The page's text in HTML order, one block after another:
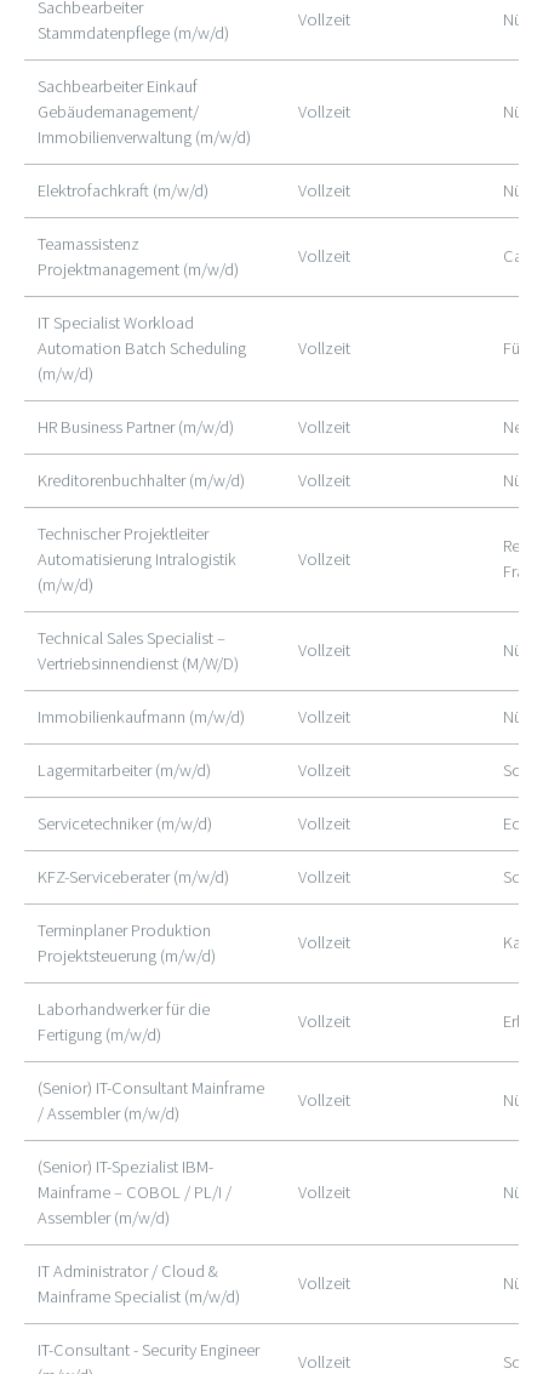
Sachbearbeiter
Stammdatenpflege (m/w/d)
Vollzeit
Sachbearbeiter Einkauf
Gebäudemanagement/
Immobilienverwaltung (m/w/d)
Vollzeit
Elektrofachkraft (m/w/d) Vollzeit
Teamassistenz
Projektmanagement (m/w/d)
Vollzeit
IT Specialist Workload
Automation Batch Scheduling
(m/w/d)
Vollzeit Fürth
HR Business Partner (m/w/d) Vollzeit
Kreditorenbuchhalter (m/w/d) Vollzeit
Technischer Projektleiter
Automatisierung Intralogistik
(m/w/d)
Vollzeit
Technical Sales Specialist –
Vertriebsinnendienst (M/W/D)
Vollzeit
Immobilienkaufmann (m/w/d) Vollzeit
Lagermitarbeiter (m/w/d) Vollzeit
Servicetechniker (m/w/d) Vollzeit
KFZ-Serviceberater (m/w/d) Vollzeit
Terminplaner Produktion
Projektsteuerung (m/w/d)
Vollzeit
Laborhandwerker für die
Fertigung (m/w/d)
Vollzeit
(Senior) IT-Consultant Mainframe
/ Assembler (m/w/d)
Vollzeit
(Senior) IT-Spezialist IBM-
Mainframe – COBOL / PL/I /
Assembler (m/w/d)
Vollzeit
IT Administrator / Cloud &
Mainframe Specialist (m/w/d)
Vollzeit
IT-Consultant - Security Engineer
Vollzeit